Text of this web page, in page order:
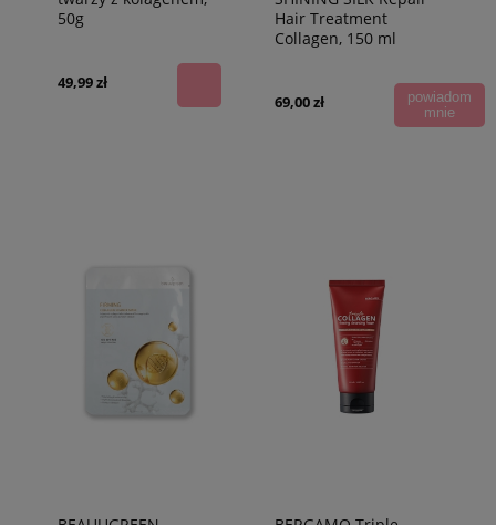
50g
49,99 zł
Hair Treatment
Collagen, 150 ml
69,00 zł
powiadom
mnie